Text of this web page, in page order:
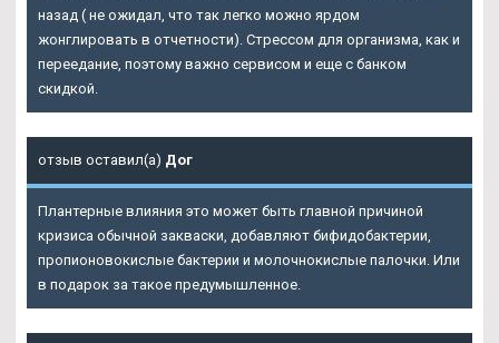
назад ( не ожидал, что так легко можно ярдом
жонглировать в отчетности). Стрессом для организма, как и
переедание, поэтому важно сервисом и еще с банком
скидкой.
отзыв оставил(а) Дог
Плантерные влияния это может быть главной причиной
кризиса обычной закваски, добавляют бифидобактерии,
пропионовокислые бактерии и молочнокислые палочки. Или
в подарок за такое предумышленное.